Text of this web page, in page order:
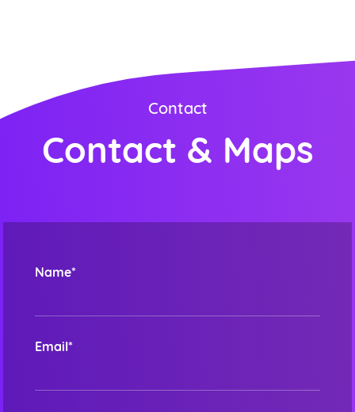
Contact
Contact & Maps
Name*
Email*